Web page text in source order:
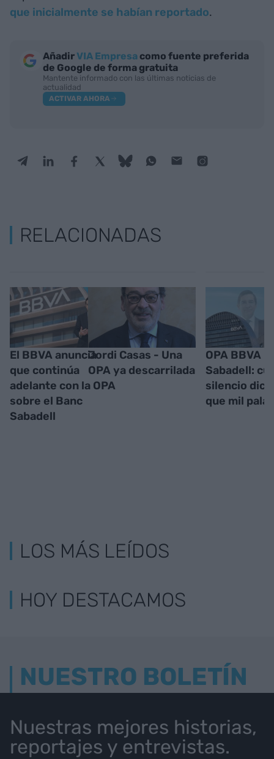
que inicialmente se habían reportado.
AñadirVIA Empresa como fuente preferida
de Google de forma gratuita
Mantente informado con las últimas noticias de
actualidad
ACTIVAR AHORA
RELACIONADAS
El BBVA anuncia
que continúa
adelante con la OPA
sobre el Banc
Sabadell
Jordi Casas - Una
OPA ya descarrilada
OPA BBVA -
Sabadell:
silencio dice
que mil
LOS MÁS LEÍDOS
HOY DESTACAMOS
NUESTRO BOLETÍN
Nuestras mejores historias,
reportajes y entrevistas.